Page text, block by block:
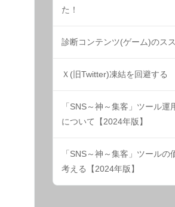
た！
診断コンテンツ(ゲーム)のス
Ｘ(旧Twitter)凍結を回避する
「SNS～神～集客」ツール運
について【2024年版】
「SNS～神～集客」ツールの
考える【2024年版】